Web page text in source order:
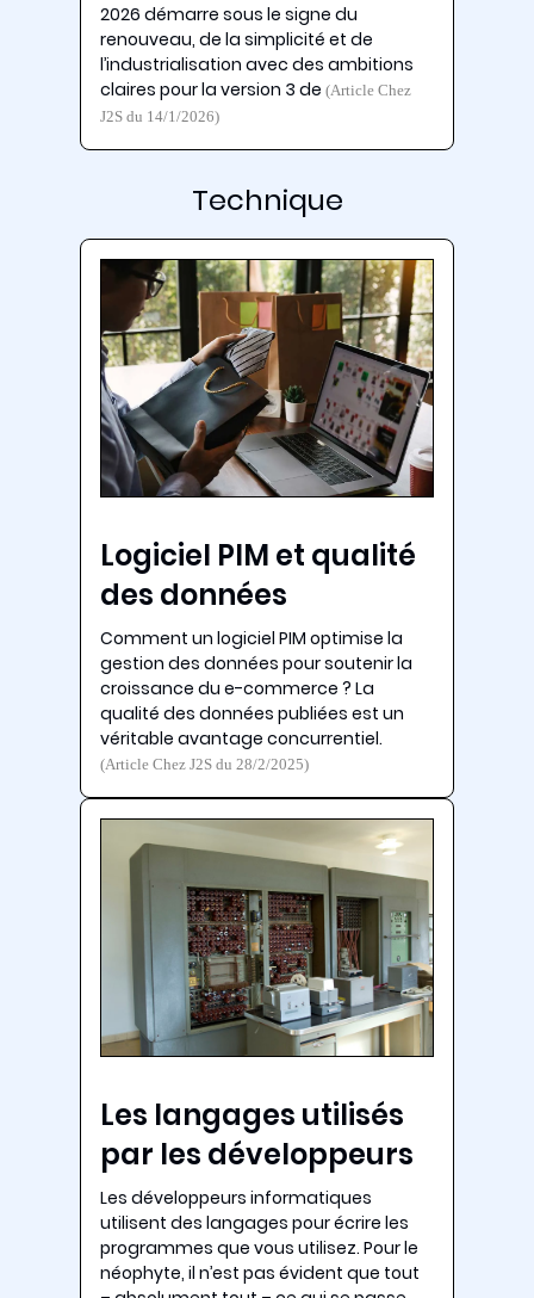
2026 démarre sous le signe du
renouveau, de la simplicité et de
l’industrialisation avec des ambitions
claires pour la version 3 de(Article Chez
J2S du 14/1/2026)
Technique
Logiciel PIM et qualité
des données
Comment un logiciel PIM optimise la
gestion des données pour soutenir la
croissance du e-commerce ? La
qualité des données publiées est un
véritable avantage concurrentiel.
(Article Chez J2S du 28/2/2025)
Les langages utilisés
par les développeurs
Les développeurs informatiques
utilisent des langages pour écrire les
programmes que vous utilisez. Pour le
néophyte, il n’est pas évident que tout